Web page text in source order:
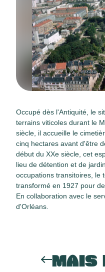
Occupé dès l'Antiquité, le
terrains viticoles durant le
siècle, il accueille le
cinq hectares avant d'être
début du XXe siècle, cet
lieu de détention et de
occupations transitoires, le
transformé en 1927 pour
En collaboration avec le
d'Orléans.
MAIS